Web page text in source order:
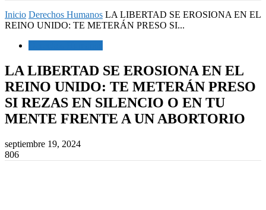
Inicio Derechos Humanos LA LIBERTAD SE EROSIONA EN EL
REINO UNIDO: TE METERÁN PRESO SI...
LA LIBERTAD SE EROSIONA EN EL
REINO UNIDO: TE METERÁN PRESO
SI REZAS EN SILENCIO O EN TU
MENTE FRENTE A UN ABORTORIO
septiembre 19, 2024
806